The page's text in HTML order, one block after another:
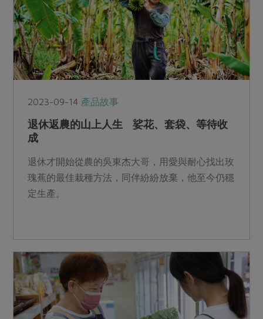
2023-09-14 產品故事
退休返農的山上人生 娑花、套袋、等待收
成
退休才開始從農的吳東杰大哥，用愛與耐心找出玫
瑰蕉的最佳栽種方法，同伴紛紛放棄，他至今仍穩
定生產。